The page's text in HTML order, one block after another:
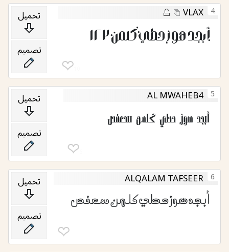
4
VLAX
أبجد هوز حطي كلمن ١٢٣
❤︎
تحميل
تصميم
5
AL MWAHEB4
أبجد هوز حطي كلمن سعفص
❤︎
تحميل
تصميم
6
ALQALAM TAFSEER
أبجد هوز حطي كلمن سعفص
❤︎
تحميل
تصميم